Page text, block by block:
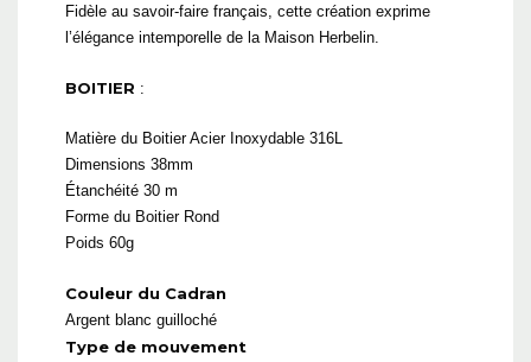
Fidèle au savoir-faire français, cette création exprime
l’élégance intemporelle de la Maison Herbelin.
BOITIER :
Matière du Boitier Acier Inoxydable 316L
Dimensions 38mm
Étanchéité 30 m
Forme du Boitier Rond
Poids 60g
Couleur du Cadran
Argent blanc guilloché
Type de mouvement